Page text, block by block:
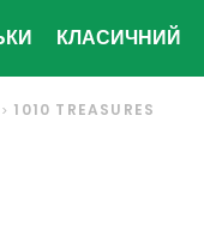
КЛАСИЧНИЙ
1010 TREASURES